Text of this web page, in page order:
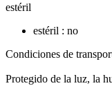
estéril
estéril : no
Condiciones de
Protegido de la luz, la